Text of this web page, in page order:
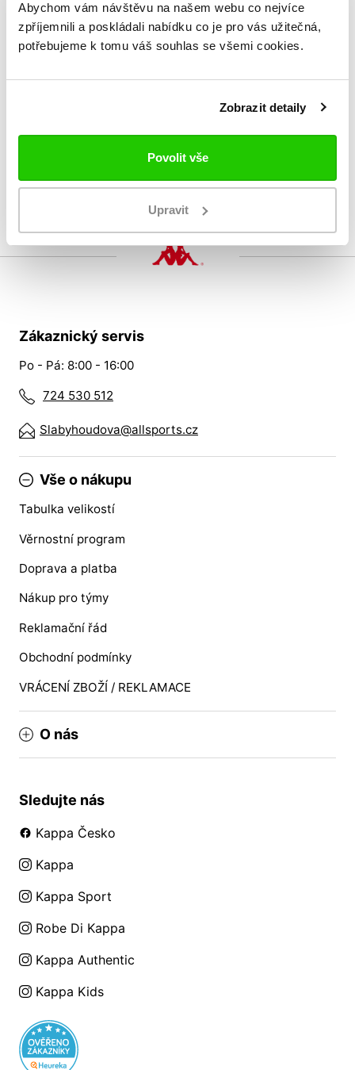
Abychom vám návštěvu na našem webu co nejvíce
zpříjemnili a poskládali nabídku co je pro vás užitečná,
potřebujeme k tomu váš souhlas se všemi cookies.
Zobrazit detaily
Povolit vše
Upravit
Zákaznický servis
Po - Pá: 8:00 - 16:00
724 530 512
Slabyhoudova@allsports.cz
Vše o nákupu
Tabulka velikostí
Věrnostní program
Doprava a platba
Nákup pro týmy
Reklamační řád
Obchodní podmínky
VRÁCENÍ ZBOŽÍ / REKLAMACE
O nás
Sledujte nás
Kappa Česko
Kappa
Kappa Sport
Robe Di Kappa
Kappa Authentic
Kappa Kids